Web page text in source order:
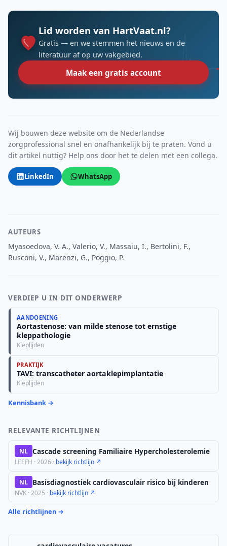
Lid worden van HartVaat.nl?
Gratis — en we stemmen het nieuws en de
literatuur af op uw vakgebied.
Maak een gratis account
Wij bouwen deze website om de Nederlandse
zorgprofessional snel en onafhankelijk bij te praten. Vond u
dit artikel nuttig? Help ons door het te delen met een collega.
LinkedIn WhatsApp
AUTEURS
Myasoedova, V. A., Valerio, V., Massaiu, I., Bertolini, F.,
Rusconi, V., Marenzi, G., Poggio, P.
VERDIEP U IN DIT ONDERWERP
AANDOENING
Aortastenose: van milde stenose tot ernstige
kleppathologie
Kleplijden
PRAKTIJK
TAVI: transcatheter aortaklepimplantatie
Kleplijden
Kennisbank →
RELEVANTE RICHTLIJNEN
NL Cascade screening Familiaire Hypercholesterolemie
LEEFH · 2026 · bekijk richtlijn ↗
NL Basisdiagnostiek cardiovasculair risico bij kinderen
NVK · 2025 · bekijk richtlijn ↗
Alle richtlijnen →